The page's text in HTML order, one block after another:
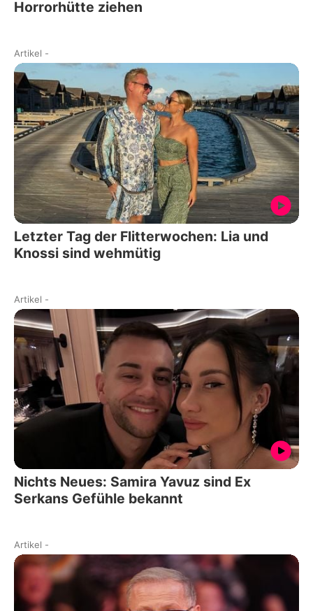
Horrorhütte ziehen
Artikel -
Letzter Tag der Flitterwochen: Lia und
Knossi sind wehmütig
Artikel -
Nichts Neues: Samira Yavuz sind Ex
Serkans Gefühle bekannt
Artikel -